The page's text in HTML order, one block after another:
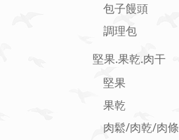
包子饅頭
調理包
堅果.果乾.肉干
堅果
果乾
肉鬆/肉乾/肉條